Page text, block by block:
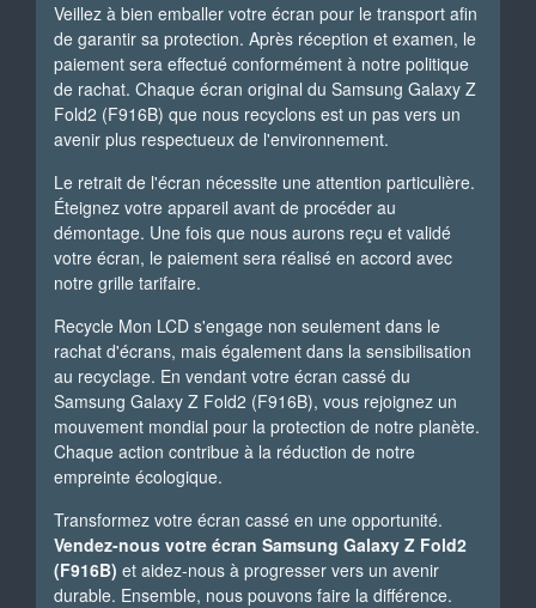
Veillez à bien emballer votre écran pour le transport afin
de garantir sa protection. Après réception et examen, le
paiement sera effectué conformément à notre politique
de rachat. Chaque écran original du Samsung Galaxy Z
Fold2 (F916B) que nous recyclons est un pas vers un
avenir plus respectueux de l'environnement.
Le retrait de l'écran nécessite une attention particulière.
Éteignez votre appareil avant de procéder au
démontage. Une fois que nous aurons reçu et validé
votre écran, le paiement sera réalisé en accord avec
notre grille tarifaire.
Recycle Mon LCD s'engage non seulement dans le
rachat d'écrans, mais également dans la sensibilisation
au recyclage. En vendant votre écran cassé du
Samsung Galaxy Z Fold2 (F916B), vous rejoignez un
mouvement mondial pour la protection de notre planète.
Chaque action contribue à la réduction de notre
empreinte écologique.
Transformez votre écran cassé en une opportunité.
Vendez-nous votre écran Samsung Galaxy Z Fold2
(F916B) et aidez-nous à progresser vers un avenir
durable. Ensemble, nous pouvons faire la différence.